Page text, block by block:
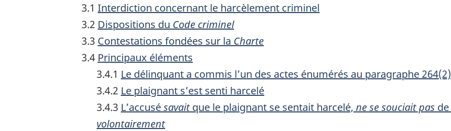
3.1 Interdiction concernant le harcèlement criminel
3.2 Dispositions du Code criminel
3.3 Contestations fondées sur la Charte
3.4 Principaux éléments
3.4.1 Le délinquant a commis l’un des actes énumérés au paragraphe 264(2)
3.4.2 Le plaignant s’est senti harcelé
3.4.3 L’accusésavaitque le plaignant se sentait harcelé, ne se souciait pas
volontairement